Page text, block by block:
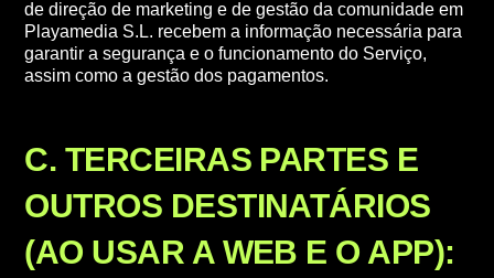
de direção de marketing e de gestão da comunidade em
Playamedia S.L. recebem a informação necessária para
garantir a segurança e o funcionamento do Serviço,
assim como a gestão dos pagamentos.
C. TERCEIRAS PARTES E
OUTROS DESTINATÁRIOS
(AO USAR A WEB E O APP):